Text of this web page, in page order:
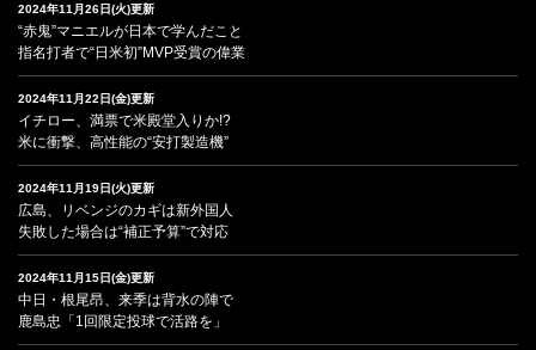
2024年11月26日(火)更新
“赤鬼”マニエルが日本で学んだこと
指名打者で“日米初”MVP受賞の偉業
2024年11月22日(金)更新
イチロー、満票で米殿堂入りか!?
米に衝撃、高性能の“安打製造機”
2024年11月19日(火)更新
広島、リベンジのカギは新外国人
失敗した場合は“補正予算”で対応
2024年11月15日(金)更新
中日・根尾昂、来季は背水の陣で
鹿島忠「1回限定投球で活路を」